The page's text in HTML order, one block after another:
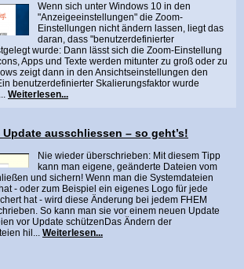
Wenn sich unter Windows 10 in den
"Anzeigeeinstellungen" die Zoom-
Einstellungen nicht ändern lassen, liegt das
daran, dass "benutzerdefinierter
wurde: Dann lässt sich die Zoom-Einstellung
Apps und Texte werden mitunter zu groß oder zu
zeigt dann in den Ansichtseinstellungen den
benutzerdefinierter Skalierungsfaktor wurde
Weiterlesen...
Update ausschliessen – so geht’s!
Nie wieder überschrieben: Mit diesem Tipp
kann man eigene, geänderte Dateien vom
und sichern! Wenn man die Systemdateien
- oder zum Beispiel ein eigenes Logo für jede
hat - wird diese Änderung bei jedem FHEM
So kann man sie vor einem neuen Update
vor Update schützenDas Ändern der
hil... Weiterlesen...